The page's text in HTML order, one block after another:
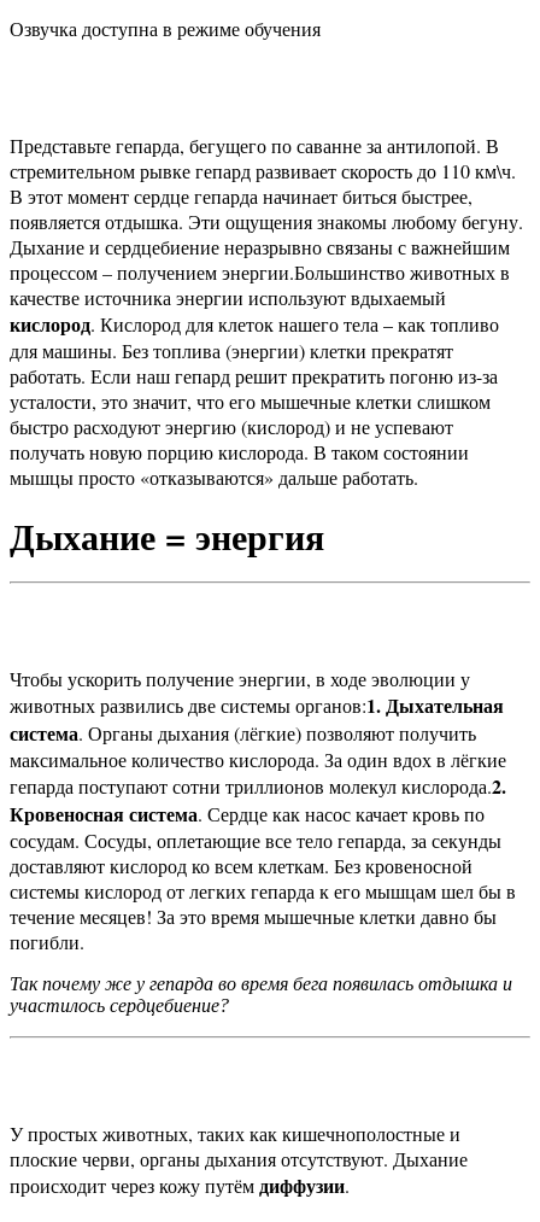
Озвучка доступна в режиме обучения
Представьте гепарда, бегущего по саванне за антилопой. В
стремительном рывке гепард развивает скорость до 110 км\ч.
В этот момент сердце гепарда начинает биться быстрее,
появляется отдышка. Эти ощущения знакомы любому бегуну.
Дыхание и сердцебиение неразрывно связаны с важнейшим
процессом – получением энергии.Большинство животных в
качестве источника энергии используют вдыхаемый
кислород. Кислород для клеток нашего тела – как топливо
для машины. Без топлива (энергии) клетки прекратят
работать. Если наш гепард решит прекратить погоню из-за
усталости, это значит, что его мышечные клетки слишком
быстро расходуют энергию (кислород) и не успевают
получать новую порцию кислорода. В таком состоянии
мышцы просто «отказываются» дальше работать.
Дыхание = энергия
Чтобы ускорить получение энергии, в ходе эволюции у
животных развились две системы органов:1.Дыхательная
система. Органы дыхания (лёгкие) позволяют получить
максимальное количество кислорода. За один вдох в лёгкие
гепарда поступают сотни триллионов молекул кислорода.2.
Кровеносная система. Сердце как насос качает кровь по
сосудам. Сосуды, оплетающие все тело гепарда, за секунды
доставляют кислород ко всем клеткам. Без кровеносной
системы кислород от легких гепарда к его мышцам шел бы в
течение месяцев! За это время мышечные клетки давно бы
погибли.
Так почему же у гепарда во время бега появилась отдышка и
участилось сердцебиение?
У простых животных, таких как кишечнополостные и
плоские черви, органы дыхания отсутствуют. Дыхание
происходит через кожу путёмдиффузии.